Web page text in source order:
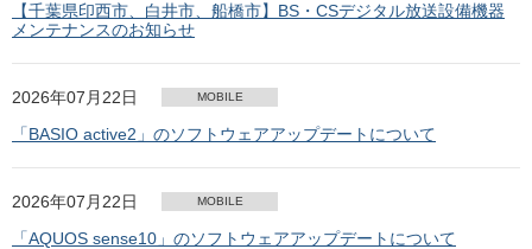
【千葉県印西市、白井市、船橋市】BS・CSデジタル放送設備機器
メンテナンスのお知らせ
2026年07月22日 MOBILE
「BASIO active2」のソフトウェアアップデートについて
2026年07月22日 MOBILE
「AQUOS sense10」のソフトウェアアップデートについて